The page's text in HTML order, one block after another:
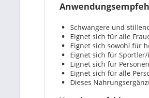
Schwangere und
Eignet sich für alle
Eignet sich sowohl für
Eignet sich für
Eignet sich für
Eignet sich für alle
Dieses